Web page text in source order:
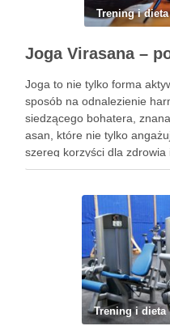
Trening i dieta
Joga to nie tylko forma
sposób na odnalezienie
siedzącego bohatera,
asan, które nie tylko
szereg korzyści dla
praktykowanie tej pozycji
Trening i dieta